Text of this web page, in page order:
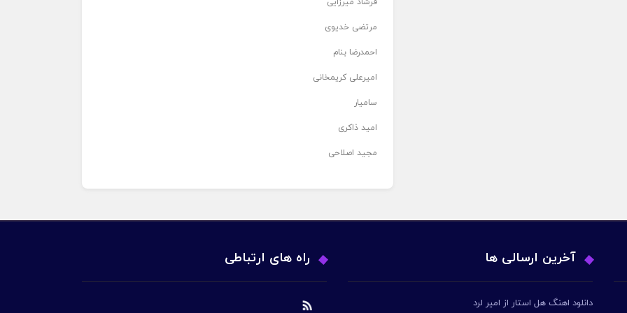
مرتضی خدیوی
احمدرضا بنام
امیرعلی کریمخانی
سامیار
امید ذاکری
مجید اصلاحی
آخرین ارسالی ها
دانلود اهنگ هل استار از امیر لرد
راه های ارتباطی